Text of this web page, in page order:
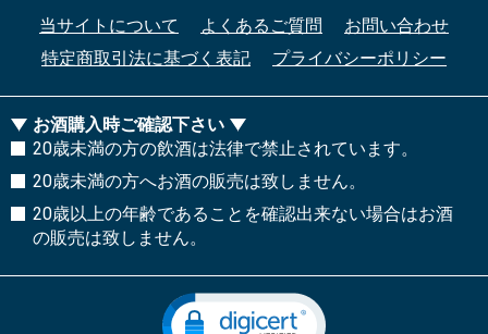
当サイトについて よくあるご質問
お問い合わせ
特定商取引法に基づく表記
プライバシーポリシー
お酒購入時ご確認下さい
20歳未満の方の飲酒は法律で禁止されています。
20歳未満の方へお酒の販売は致しません。
20歳以上の年齢であることを確認出来ない場合はお酒
の販売は致しません。